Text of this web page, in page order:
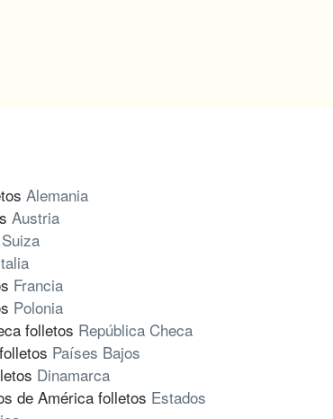
Alemania
Austria
Suiza
Francia
Polonia
República Checa
Países Bajos
Dinamarca
Estados